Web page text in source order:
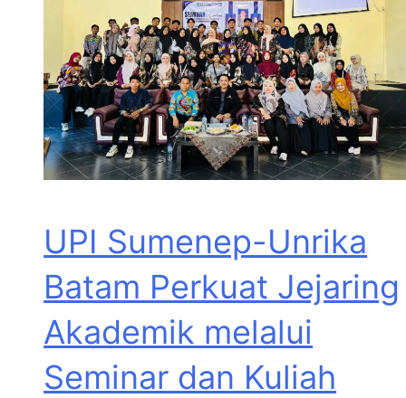
UPI Sumenep-Unrika
Batam Perkuat Jejaring
Akademik melalui
Seminar dan Kuliah